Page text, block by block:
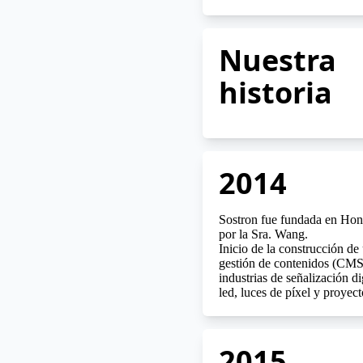
Nuestra
historia
2014
Sostron fue fundada en
por la Sra. Wang.
Inicio de la construcción de
gestión de contenidos
industrias de señalización
led, luces de píxel y